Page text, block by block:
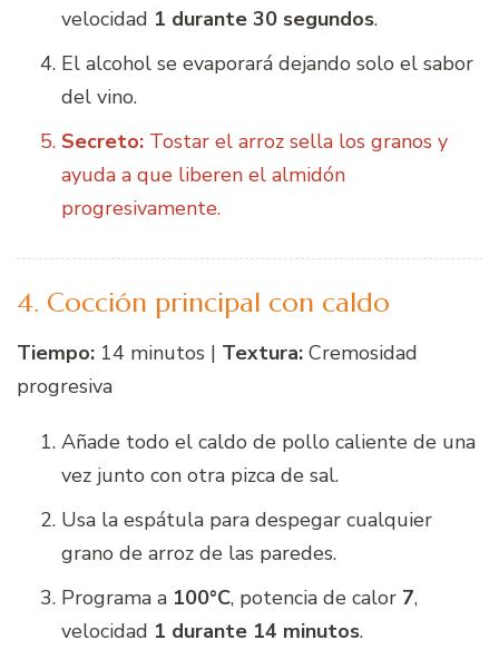
velocidad 1 durante 30 segundos.
El alcohol se evaporará dejando solo el sabor
del vino.
Secreto: Tostar el arroz sella los granos y
ayuda a que liberen el almidón
progresivamente.
4. Cocción principal con caldo
Tiempo: 14 minutos | Textura: Cremosidad
progresiva
Añade todo el caldo de pollo caliente de una
vez junto con otra pizca de sal.
Usa la espátula para despegar cualquier
grano de arroz de las paredes.
Programa a 100°C, potencia de calor 7,
velocidad 1 durante 14 minutos.